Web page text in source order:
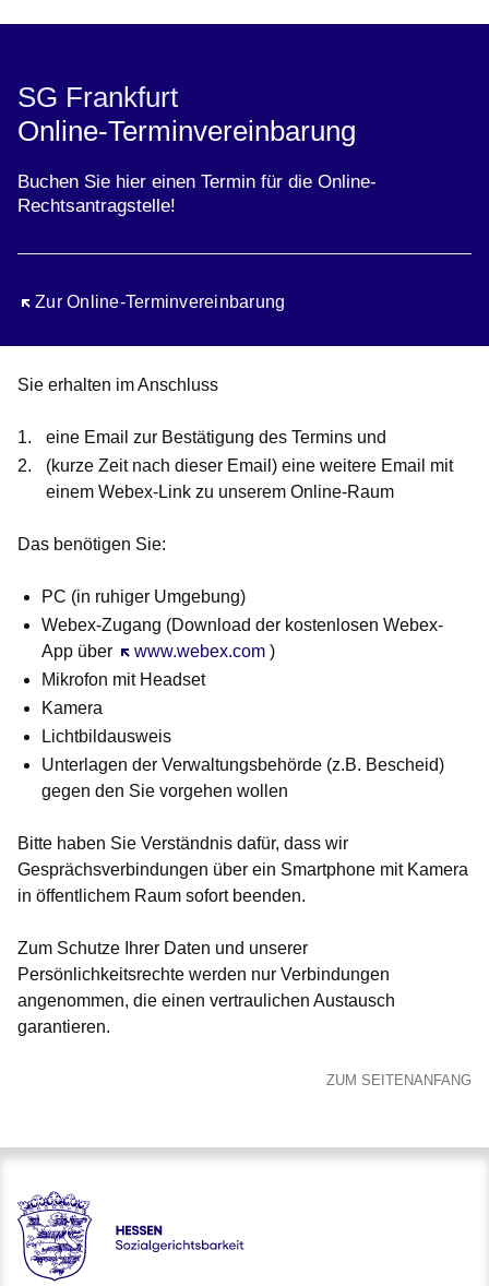
SG Frankfurt
Online-Terminvereinbarung
Buchen Sie hier einen Termin für die Online-
Rechtsantragstelle!
Zur Online-Terminvereinbarung
Öffnet sich in einem neuen Fenster
Sie erhalten im Anschluss
eine Email zur Bestätigung des Termins und
(kurze Zeit nach dieser Email) eine weitere Email mit
einem Webex-Link zu unserem Online-Raum
Das benötigen Sie:
PC (in ruhiger Umgebung)
Webex-Zugang (Download der kostenlosen Webex-
App über
www.webex.com
Öffnet sich in einem neuen Fenster
)
Mikrofon mit Headset
Kamera
Lichtbildausweis
Unterlagen der Verwaltungsbehörde (z.B. Bescheid)
gegen den Sie vorgehen wollen
Bitte haben Sie Verständnis dafür, dass wir
Gesprächsverbindungen über ein Smartphone mit Kamera
in öffentlichem Raum sofort beenden.
Zum Schutze Ihrer Daten und unserer
Persönlichkeitsrechte werden nur Verbindungen
angenommen, die einen vertraulichen Austausch
garantieren.
ZUM SEITENANFANG
Hessen - Sozialgerichtsbarkeit Hessen